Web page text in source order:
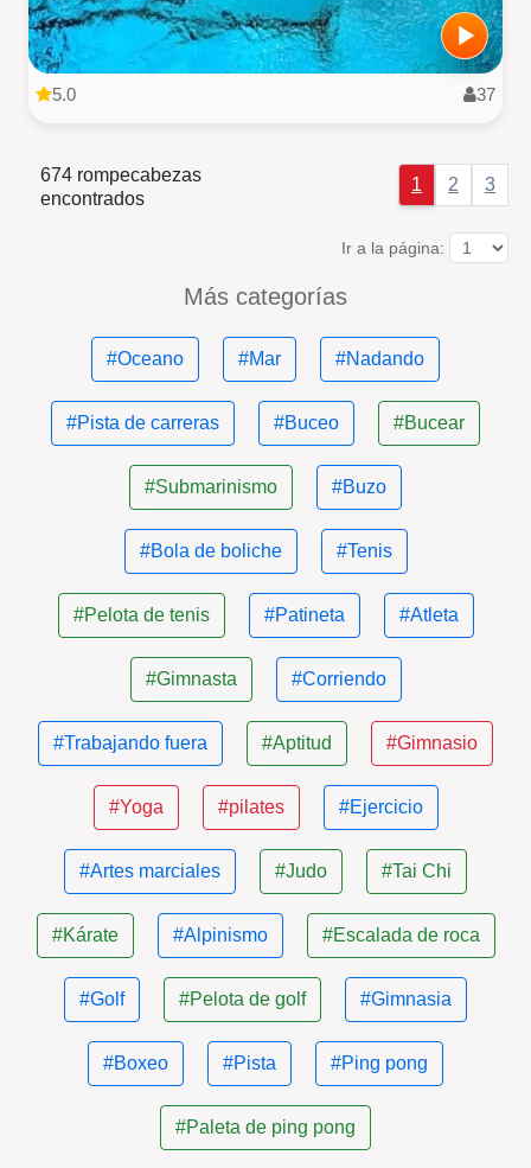
5.0 37
674 rompecabezas
encontrados
1 2 3
Ir a la página:
Más categorías
#Oceano #Mar #Nadando
#Pista de carreras #Buceo #Bucear
#Submarinismo #Buzo
#Bola de boliche #Tenis
#Pelota de tenis #Patineta #Atleta
#Gimnasta #Corriendo
#Trabajando fuera #Aptitud #Gimnasio
#Yoga #pilates #Ejercicio
#Artes marciales #Judo #Tai Chi
#Kárate #Alpinismo #Escalada de roca
#Golf #Pelota de golf #Gimnasia
#Boxeo #Pista #Ping pong
#Paleta de ping pong